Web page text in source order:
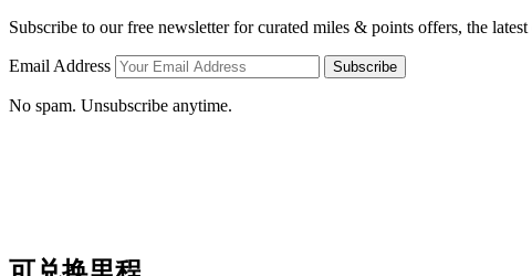
Subscribe to our free newsletter for curated miles & points offers, the
Email Address Subscribe
No spam. Unsubscribe anytime.